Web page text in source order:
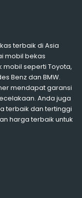
terbaik di Asia
mobil bekas
seperti Toyota,
Benz dan BMW.
mendapat garansi
Anda juga
terbaik dan tertinggi
harga terbaik untuk